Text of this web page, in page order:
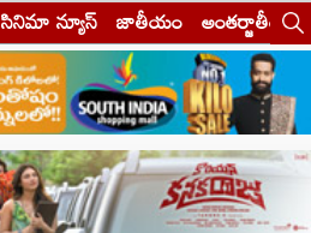
సినిమా న్యూస్ జాతీయం అంతర్జాతీయం